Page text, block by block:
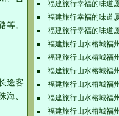
等。
途客
海、
福建旅行幸福的味道
福建旅行幸福的味道
福建旅行幸福的味道
福建旅行山水榕城福
福建旅行山水榕城福
福建旅行山水榕城福
福建旅行山水榕城福
福建旅行山水榕城福
福建旅行山水榕城福